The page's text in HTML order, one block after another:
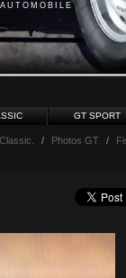
GT SPORT
/ Photos GT /